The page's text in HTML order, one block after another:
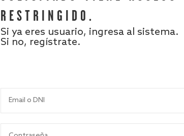
RESTRINGIDO.
Si ya eres usuario, ingresa al sistema.
Si no, regístrate.